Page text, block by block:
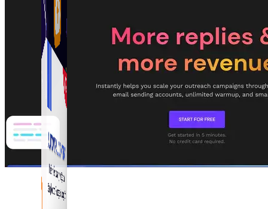
Auto Viral Content
Công cụ đặt lịch, đăng bài tự động cho hàng loạt
Fanpage.
Zalo.